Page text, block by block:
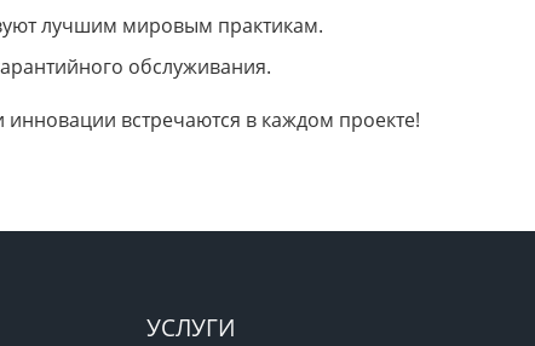
лучшим мировым практикам.
обслуживания.
встречаются в каждом проекте!
УСЛУГИ